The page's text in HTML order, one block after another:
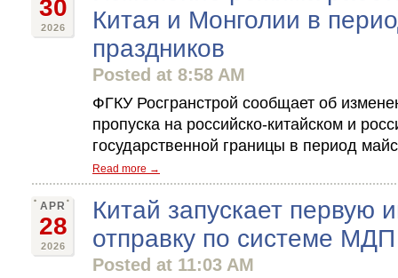
30
2026
Китая и Монголии в
праздников
Posted at 8:58 AM
ФГКУ Росгранстрой сообщает об
пропуска на российско-китайском и
государственной границы в период
Read more →
APR
28
2026
Китай запускает первую
отправку по системе МДП
Posted at 11:03 AM